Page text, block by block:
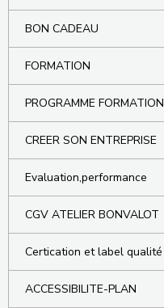
BON CADEAU
FORMATION
PROGRAMME FORMATION
CREER SON ENTREPRISE
Evaluation,performance
CGV ATELIER BONVALOT
Certication et label qualité
ACCESSIBILITE-PLAN